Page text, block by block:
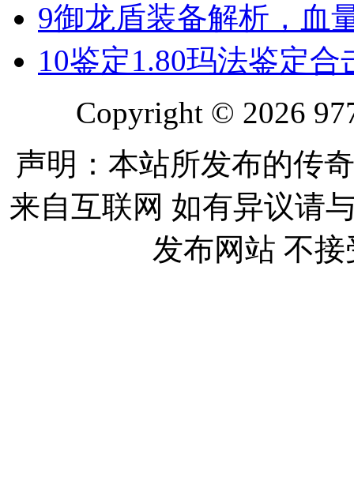
9御龙盾装备解析，血
10鉴定1.80玛法鉴定
Copyright © 2026
声明：本站所发布的传
来自互联网 如有异议请
发布网站 不